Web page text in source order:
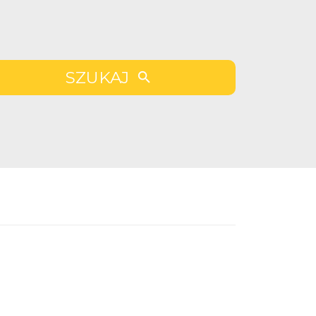
SZUKAJ